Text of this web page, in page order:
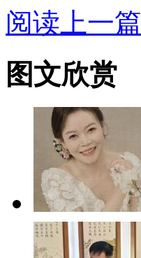
阅读上一篇
图文欣赏